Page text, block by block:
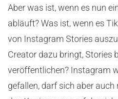
Aber was ist, wenn es nun
abläuft? Was ist, wenn es
von Instagram Stories
Creator dazu bringt, Stories
veröffentlichen? Instagram
gefallen, darf sich aber auch